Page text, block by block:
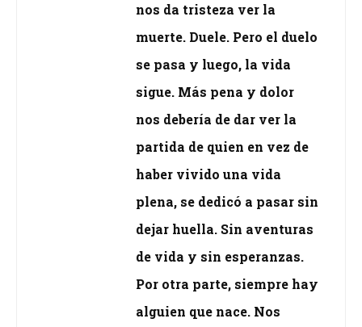
nos da tristeza ver la
muerte. Duele. Pero el duelo
se pasa y luego, la vida
sigue. Más pena y dolor
nos debería de dar ver la
partida de quien en vez de
haber vivido una vida
plena, se dedicó a pasar sin
dejar huella. Sin aventuras
de vida y sin esperanzas.
Por otra parte, siempre hay
alguien que nace. Nos